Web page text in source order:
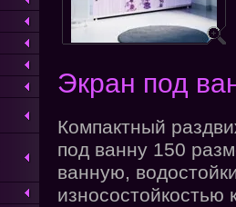
Экран под
Компактный
под ванну 150
ванную,
износостойкостью